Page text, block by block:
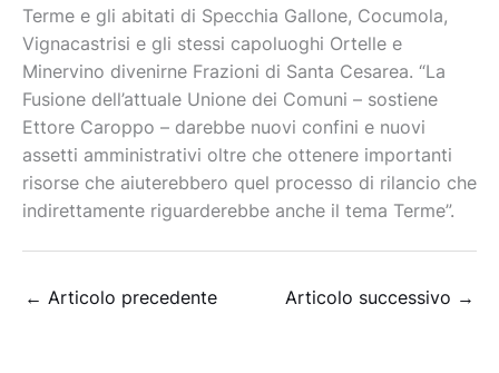
Terme e gli abitati di Specchia Gallone, Cocumola,
Vignacastrisi e gli stessi capoluoghi Ortelle e
Minervino divenirne Frazioni di Santa Cesarea. “La
Fusione dell’attuale Unione dei Comuni – sostiene
Ettore Caroppo – darebbe nuovi confini e nuovi
assetti amministrativi oltre che ottenere importanti
risorse che aiuterebbero quel processo di rilancio che
indirettamente riguarderebbe anche il tema Terme”.
← Articolo precedente Articolo successivo →